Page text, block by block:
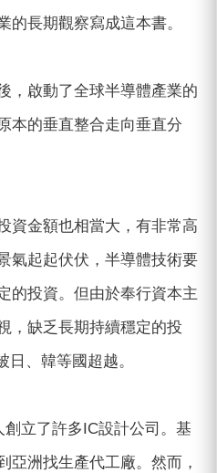
的長期觀察寫成這本書。
，啟動了全球半導體產業的
本的垂直整合走向垂直分
資金額也相當大，有非常高
氣起起伏伏，半導體技術要
的投資。但由於奉行資本主
，缺乏長期持續穩定的投
、韓等國超越。
立了許多IC設計公司。基
亞洲找生產代工廠。然而，